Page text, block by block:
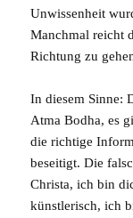
Unwissenheit
Manchmal reicht
Richtung zu
In diesem Sinne:
Atma Bodha, es
die richtige
beseitigt. Die
Christa, ich bin
künstlerisch, ich